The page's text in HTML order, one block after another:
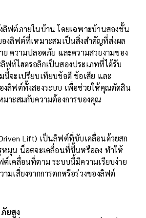
ลิฟต์ภายในบ้าน โดยเฉพาะบ้านสองชั้น
องลิฟต์ที่เหมาะสมเป็นสิ่งสำคัญที่ส่งผล
ย ความปลอดภัย และความสวยงามของ
ฟท์ไฮดรอลิกเป็นสองประเภทที่ได้รับ
จะเปรียบเทียบข้อดี ข้อเสีย และ
ลิฟต์ทั้งสองระบบ เพื่อช่วยให้คุณตัดสิน
มาะสมกับความต้องการของคุณ
Lift) เป็นลิฟต์ที่ขับเคลื่อนด้วยสก
หมุน น็อตจะเคลื่อนที่ขึ้นหรือลง ทำให้
ต์เคลื่อนที่ตาม ระบบนี้มีความเรียบง่าย
มเสี่ยงจากการตกหรือร่วงของลิฟต์
ยสูง